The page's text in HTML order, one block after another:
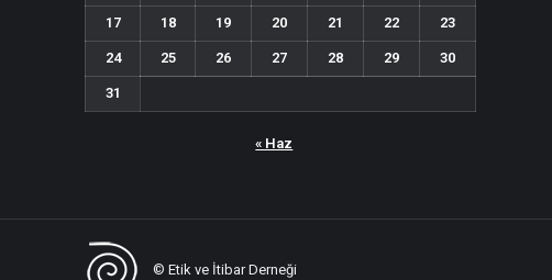
17 18 19 20 21 22 23
24 25 26 27 28 29 30
31
« Haz
© Etik ve İtibar Derneği